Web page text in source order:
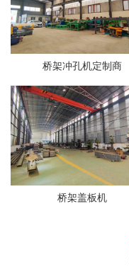
桥架冲孔机定制商
桥架盖板机